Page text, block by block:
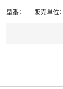
型番 販売単位